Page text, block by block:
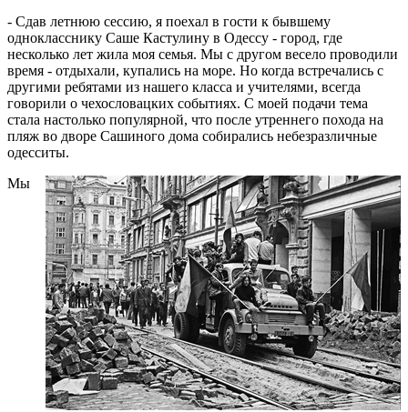
- Сдав летнюю сессию, я поехал в гости к бывшему
однокласснику Саше Кастулину в Одессу - город, где
несколько лет жила моя семья. Мы с другом весело проводили
время - отдыхали, купались на море. Но когда встречались с
другими ребятами из нашего класса и учителями, всегда
говорили о чехословацких событиях. С моей подачи тема
стала настолько популярной, что после утреннего похода на
пляж во дворе Сашиного дома собирались небезразличные
одесситы.
Мы